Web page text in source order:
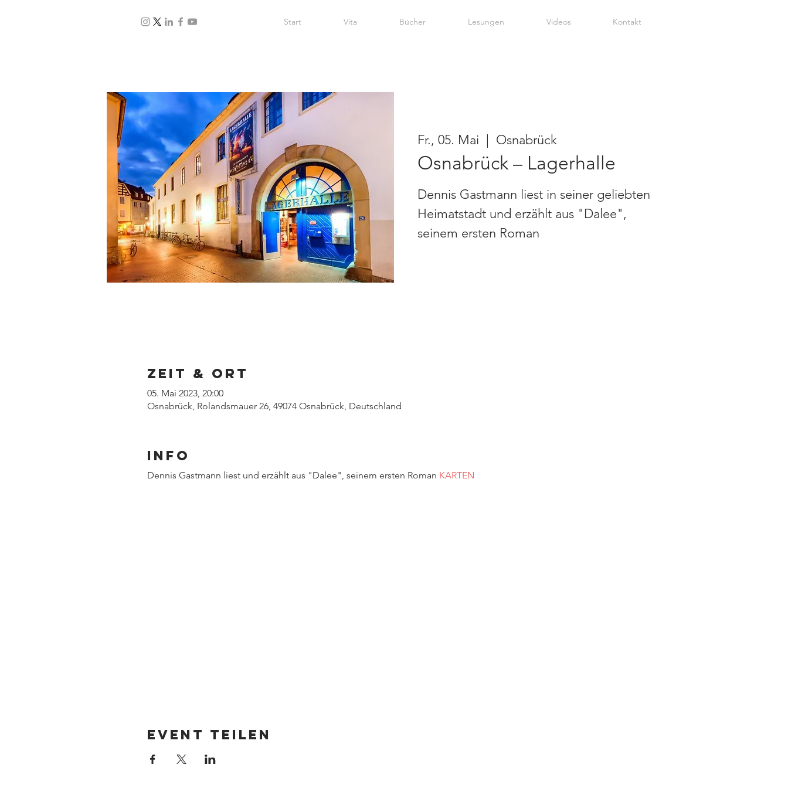
Start Vita Bücher Lesungen Videos Kontakt
Fr., 05. Mai Osnabrück
Osnabrück – Lagerhalle
Dennis Gastmann liest in seiner geliebten
Heimatstadt und erzählt aus "Dalee",
seinem ersten Roman
Zeit & Ort
05. Mai 2023, 20:00
Osnabrück, Rolandsmauer 26, 49074 Osnabrück, Deutschland
INFO
Dennis Gastmann liest und erzählt aus "Dalee", seinem ersten Roman KARTEN
Event teilen